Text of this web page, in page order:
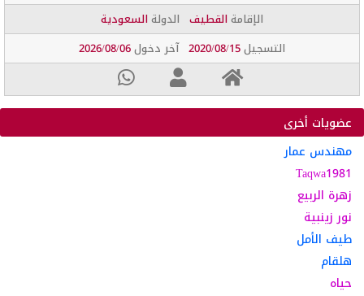
الإقامةالقطيف الدولةالسعودية
التسجيل2020/08/15 آخر دخول2026/08/06
عضويات أخرى
مهندس عمار
Taqwa1981
زهرة الربيع
نور زينبية
طيف الأمل
هلقام
حياه